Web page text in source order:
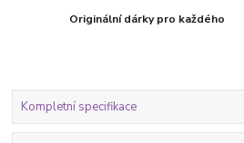
Originální dárky pro každého
Kompletní specifikace